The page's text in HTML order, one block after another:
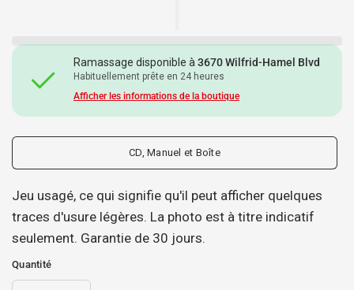
Ramassage disponible à3670 Wilfrid-Hamel Blvd
Habituellement prête en 24 heures
Afficher les informations de la boutique
CD, Manuel et Boîte
Jeu usagé, ce qui signifie qu'il peut afficher quelques
traces d'usure légères. La photo est à titre indicatif
seulement. Garantie de 30 jours.
Quantité